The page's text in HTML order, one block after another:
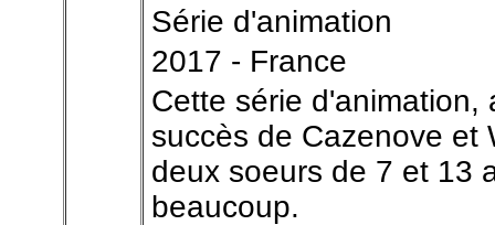
Série d'animation
2017 - France
Cette série
succès de Cazenove et
deux soeurs de 7 et 13
beaucoup.